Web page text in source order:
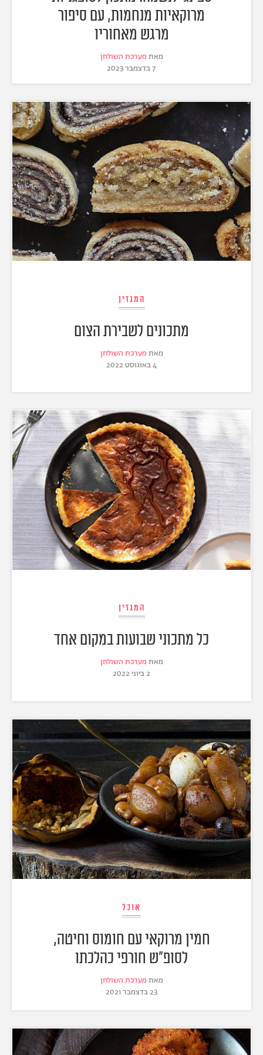
מרוקאיות מנחמות, עם סיפור
מרגש מאחוריו
מאת מערכת השולחן
7 בדצמבר 2023
המגזין
מתכונים לשבירת הצום
מאת מערכת השולחן
4 באוגוסט 2022
המגזין
כל מתכוני שבועות במקום אחד
מאת מערכת השולחן
2 ביוני 2022
אוכל
חמין מרוקאי עם חומוס וחיטה,
לסופ"ש חורפי כהלכתו
מאת מערכת השולחן
23 בדצמבר 2021